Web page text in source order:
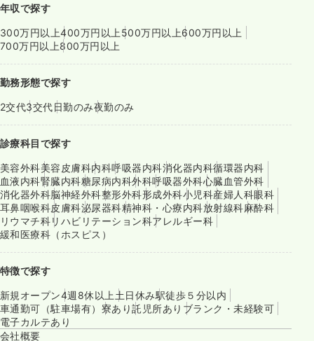
年収で探す
300万円以上400万円以上 500万円以上600万円以上
700万円以上800万円以上
勤務形態で探す
2交代3交代日勤のみ夜勤のみ
診療科目で探す
美容外科美容皮膚科内科呼吸器内科消化器内科循環器内科
血液内科腎臓内科糖尿病内科外科呼吸器外科心臓血管外科
消化器外科脳神経外科整形外科形成外科小児科産婦人科眼科
耳鼻咽喉科皮膚科泌尿器科精神科・心療内科放射線科麻酔科
リウマチ科リハビリテーション科アレルギー科
緩和医療科（ホスピス）
特徴で探す
新規オープン4週8休以上 土日休み駅徒歩５分以内
車通勤可（駐車場有） 寮あり託児所あり ブランク・未経験可
電子カルテあり
会社概要